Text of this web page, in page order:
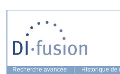
Recherche avancée Historique de